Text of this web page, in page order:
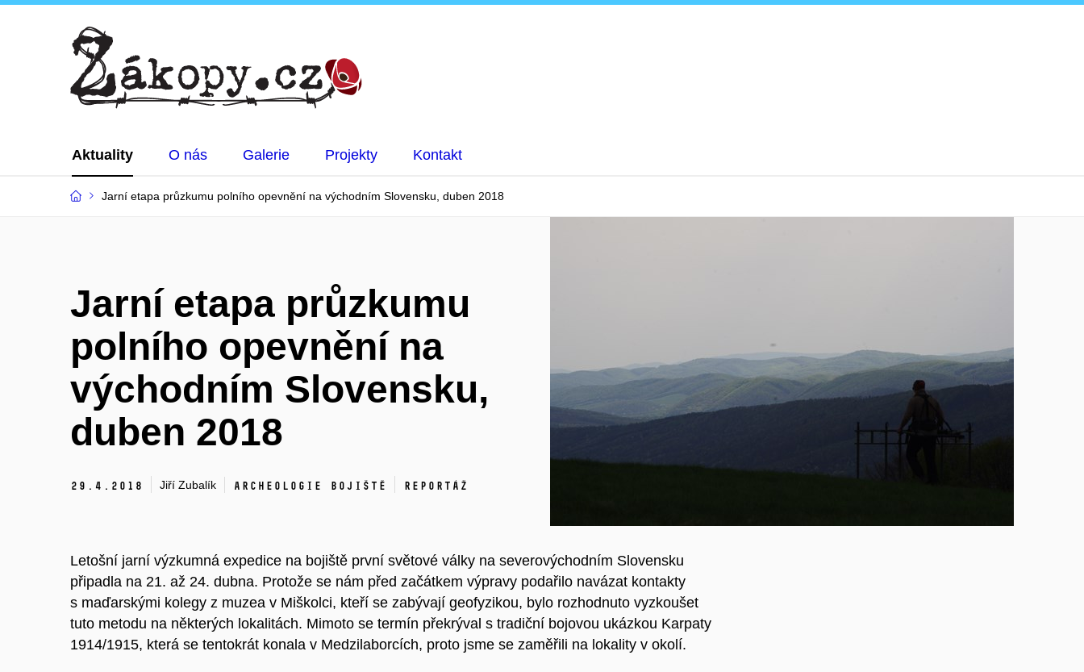
Aktuality O nás Galerie Projekty Kontakt
Jarní etapa průzkumu polního opevnění na východním Slovensku, duben 2018
Jarní etapa průzkumu
polního opevnění na
východním Slovensku,
duben 2018
29. 4. 2018 Jiří Zubalík Archeologie bojiště Reportáž
Letošní jarní výzkumná expedice na bojiště první světové války na severovýchodním Slovensku
připadla na 21. až 24. dubna. Protože se nám před začátkem výpravy podařilo navázat kontakty
s maďarskými kolegy z muzea v Miškolci, kteří se zabývají geofyzikou, bylo rozhodnuto vyzkoušet
tuto metodu na některých lokalitách. Mimoto se termín překrýval s tradiční bojovou ukázkou Karpaty
1914/1915, která se tentokrát konala v Medzilaborcích, proto jsme se zaměřili na lokality v okolí.